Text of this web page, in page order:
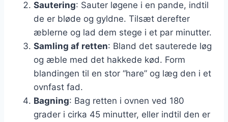
Sautering: Sauter løgene i en pande, indtil
de er bløde og gyldne. Tilsæt derefter
æblerne og lad dem stege i et par minutter.
Samling af retten: Bland det sauterede løg
og æble med det hakkede kød. Form
blandingen til en stor “hare” og læg den i et
ovnfast fad.
Bagning: Bag retten i ovnen ved 180
grader i cirka 45 minutter, eller indtil den er